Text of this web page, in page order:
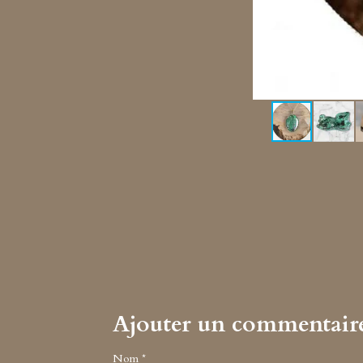
Ajouter un
Nom *